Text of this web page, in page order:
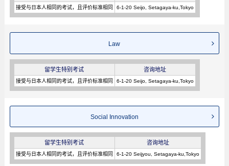
接受与日本人相同的考试，且评价标准相同 6-1-20 Seijo, Setagaya-ku,Tokyo
Law
留学生特别考试 咨询地址
接受与日本人相同的考试，且评价标准相同 6-1-20 Seijo, Setagaya-ku,Tokyo
Social Innovation
留学生特别考试 咨询地址
接受与日本人相同的考试，且评价标准相同 6-1-20 Seijyou, Setagaya-ku,Tokyo